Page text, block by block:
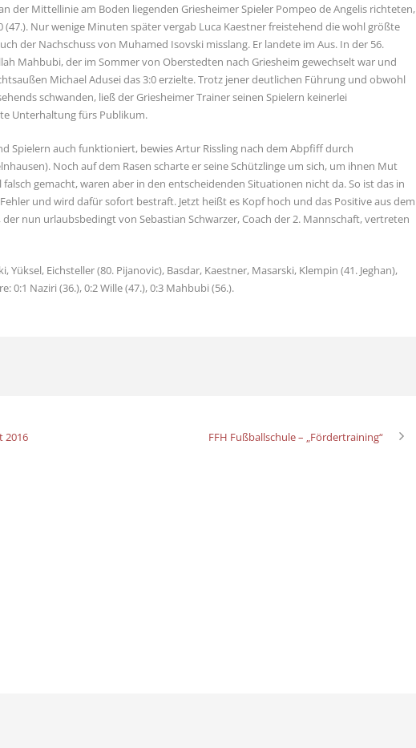
der Mittellinie am Boden liegenden Griesheimer Spieler Pompeo de Angelis richteten,
(47.). Nur wenige Minuten später vergab Luca Kaestner freistehend die wohl größte
der Nachschuss von Muhamed Isovski misslang. Er landete im Aus. In der 56.
Mahbubi, der im Sommer von Oberstedten nach Griesheim gewechselt war und
Michael Adusei das 3:0 erzielte. Trotz jener deutlichen Führung und obwohl
schwanden, ließ der Griesheimer Trainer seinen Spielern keinerlei
Unterhaltung fürs Publikum.
Spielern auch funktioniert, bewies Artur Rissling nach dem Abpfiff durch
Noch auf dem Rasen scharte er seine Schützlinge um sich, um ihnen Mut
gemacht, waren aber in den entscheidenden Situationen nicht da. So ist das in
und wird dafür sofort bestraft. Jetzt heißt es Kopf hoch und das Positive aus dem
nun urlaubsbedingt von Sebastian Schwarzer, Coach der 2. Mannschaft, vertreten
Yüksel, Eichsteller (80. Pijanovic), Basdar, Kaestner, Masarski, Klempin (41. Jeghan),
0:1 Naziri (36.), 0:2 Wille (47.), 0:3 Mahbubi (56.).
2016 FFH Fußballschule – „Fördertraining“